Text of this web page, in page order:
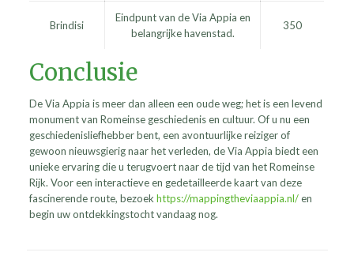
Brindisi
Eindpunt van de Via Appia en
belangrijke havenstad.
350
Conclusie
De Via Appia is meer dan alleen een oude weg; het is een levend
monument van Romeinse geschiedenis en cultuur. Of u nu een
geschiedenisliefhebber bent, een avontuurlijke reiziger of
gewoon nieuwsgierig naar het verleden, de Via Appia biedt een
unieke ervaring die u terugvoert naar de tijd van het Romeinse
Rijk. Voor een interactieve en gedetailleerde kaart van deze
fascinerende route, bezoekhttps://mappingtheviaappia.nl/en
begin uw ontdekkingstocht vandaag nog.